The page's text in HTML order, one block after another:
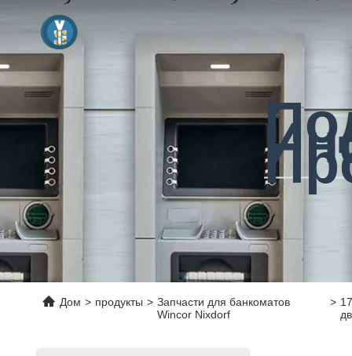
Дом > продукты > Запчасти для банкоматов
Wincor Nixdorf
>